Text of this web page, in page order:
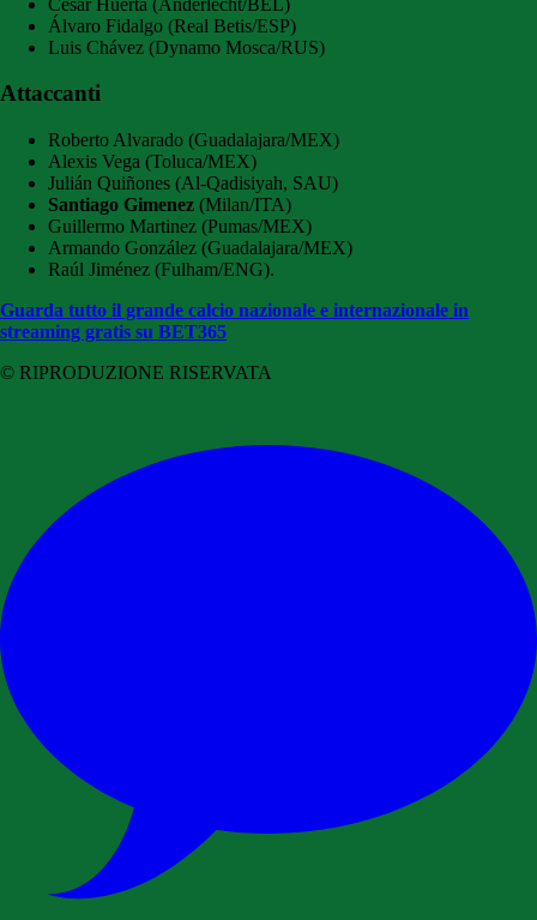
Álvaro Fidalgo (Real Betis/ESP)
Luis Chávez (Dynamo Mosca/RUS)
Attaccanti
Roberto Alvarado (Guadalajara/MEX)
Alexis Vega (Toluca/MEX)
Julián Quiñones (Al-Qadisiyah, SAU)
Santiago Gimenez (Milan/ITA)
Guillermo Martinez (Pumas/MEX)
Armando González (Guadalajara/MEX)
Raúl Jiménez (Fulham/ENG).
Guarda tutto il grande calcio nazionale e internazionale in
streaming gratis su BET365
© RIPRODUZIONE RISERVATA